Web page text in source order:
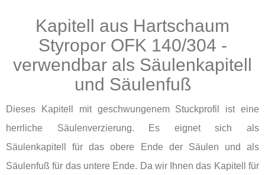
Kapitell aus Hartschaum
Styropor OFK 140/304 -
verwendbar als Säulenkapitell
und Säulenfuß
Dieses Kapitell mit geschwungenem Stuckprofil ist eine
herrliche Säulenverzierung. Es eignet sich als
Säulenkapitell für das obere Ende der Säulen und als
Säulenfuß für das untere Ende. Da wir Ihnen das Kapitell für